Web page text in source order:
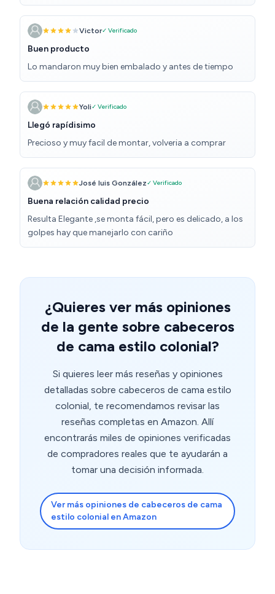
Victor✓ Verificado
Buen producto
Lo mandaron muy bien embalado y antes de tiempo
Yoli✓ Verificado
Llegó rapídisimo
Precioso y muy facil de montar, volveria a comprar
José luis González✓ Verificado
Buena relación calidad precio
Resulta Elegante ,se monta fácil, pero es delicado, a los
golpes hay que manejarlo con cariño
¿Quieres ver más opiniones
de la gente sobre cabeceros
de cama estilo colonial?
Si quieres leer más reseñas y opiniones
detalladas sobre cabeceros de cama estilo
colonial, te recomendamos revisar las
reseñas completas en Amazon. Allí
encontrarás miles de opiniones verificadas
de compradores reales que te ayudarán a
tomar una decisión informada.
Ver más opiniones de cabeceros de cama
estilo colonial en Amazon